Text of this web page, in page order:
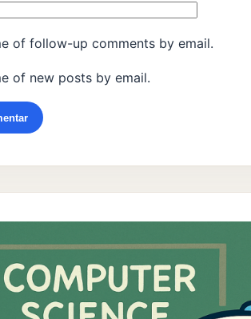
of follow-up comments by email.
of new posts by email.